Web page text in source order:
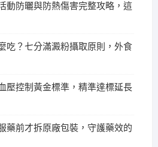
動防曬與防熱傷害完整攻略，這
吃？七分滿澱粉攝取原則，外食
壓控制黃金標準，精準達標延長
藥前才拆原廠包裝，守護藥效的